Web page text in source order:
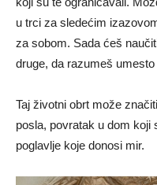
u trci za sledećim
za sobom. Sada ćeš
druge, da razumeš
Taj životni obrt može
posla, povratak u dom koji
poglavlje koje donosi mir.